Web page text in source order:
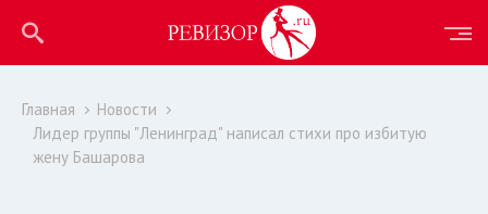
Главная
Новости
Лидер группы "Ленинград" написал стихи про избитую
жену Башарова